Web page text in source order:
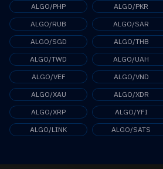
ALGO/PHP
ALGO/PKR
ALGO/RUB
ALGO/SAR
ALGO/SGD
ALGO/THB
ALGO/TWD
ALGO/UAH
ALGO/VEF
ALGO/VND
ALGO/XAU
ALGO/XDR
ALGO/XRP
ALGO/YFI
ALGO/LINK
ALGO/SATS